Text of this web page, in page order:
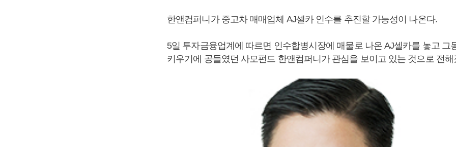
한앤컴퍼니가 중고차 매매업체 AJ셀카 인수를 추진할 가능성이 나온다.
5일 투자금융업계에 따르면 인수합병시장에 매물로 나온 AJ셀카를 놓고 그
키우기에 공들였던 사모펀드 한앤컴퍼니가 관심을 보이고 있는 것으로 전해